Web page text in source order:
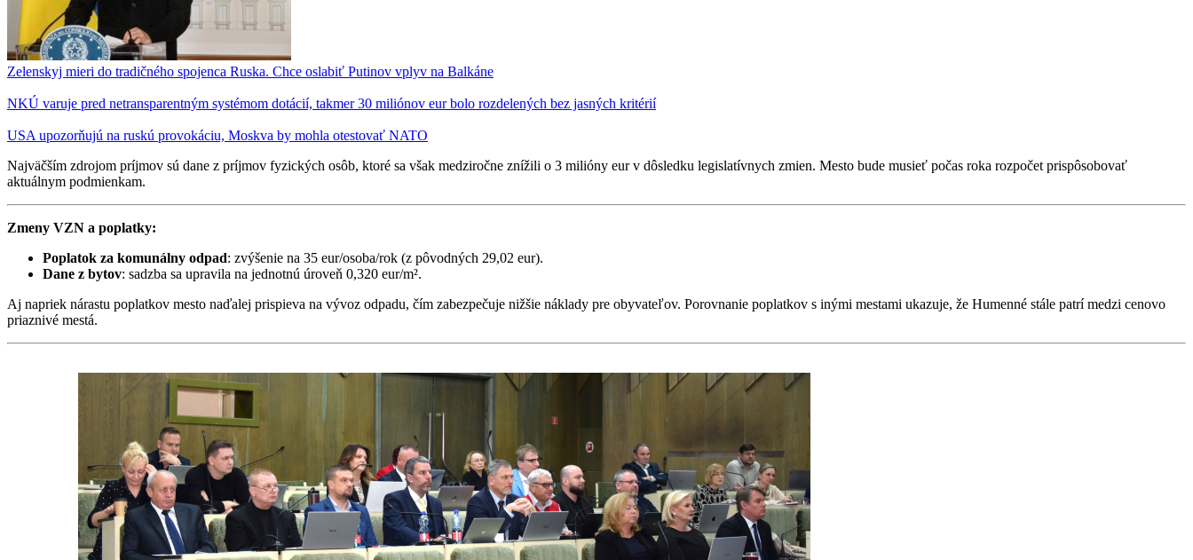
Zelenskyj mieri do tradičného spojenca Ruska. Chce oslabiť Putinov vplyv na Balkáne
NKÚ varuje pred netransparentným systémom dotácií, takmer 30 miliónov eur bolo rozdelených bez jasných kritérií
USA upozorňujú na ruskú provokáciu, Moskva by mohla otestovať NATO
Najväčším zdrojom príjmov sú dane z príjmov fyzických osôb, ktoré sa však medziročne znížili o 3 milióny eur v dôsledku legislatívnych zmien. Mesto bude musieť počas roka rozpočet prispôsobovať
aktuálnym podmienkam.
Zmeny VZN a poplatky:
Poplatok za komunálny odpad: zvýšenie na 35 eur/osoba/rok (z pôvodných 29,02 eur).
Dane z bytov: sadzba sa upravila na jednotnú úroveň 0,320 eur/m².
Aj napriek nárastu poplatkov mesto naďalej prispieva na vývoz odpadu, čím zabezpečuje nižšie náklady pre obyvateľov. Porovnanie poplatkov s inými mestami ukazuje, že Humenné stále patrí medzi cenovo
priaznivé mestá.